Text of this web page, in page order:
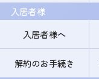
入居者様
入居者様へ
解約のお手続き